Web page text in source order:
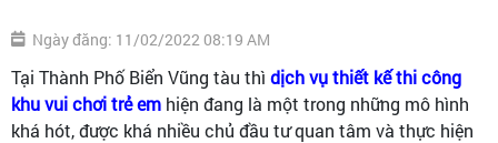
Ngày đăng: 11/02/2022 08:19 AM
Tại Thành Phố Biển Vũng tàu thì dịch vụ thiết kế thi công
khu vui chơi trẻ em hiện đang là một trong những mô hình
khá hót, được khá nhiều chủ đầu tư quan tâm và thực hiện